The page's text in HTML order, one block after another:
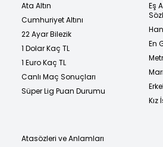
Ata Altın
Cumhuriyet Altını
22 Ayar Bilezik
1 Dolar Kaç TL
1 Euro Kaç TL
Canlı Maç Sonuçları
Süper Lig Puan Durumu
Eş
En
Kız
Atasözleri ve Anlamları